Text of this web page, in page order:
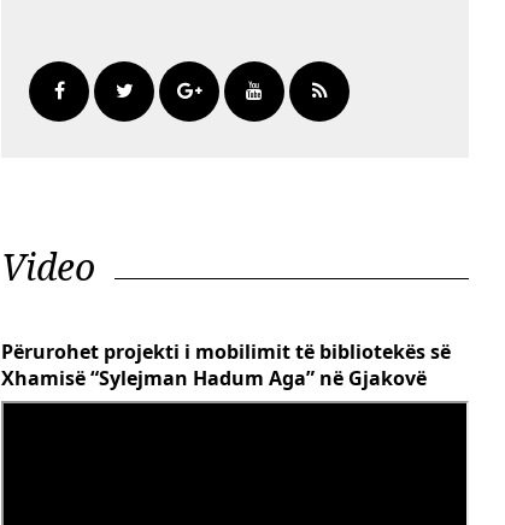
Video
Përurohet projekti i mobilimit të bibliotekës së
Xhamisë “Sylejman Hadum Aga” në Gjakovë